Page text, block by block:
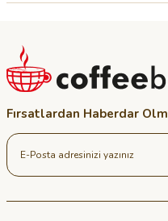
Fırsatlardan Haberdar